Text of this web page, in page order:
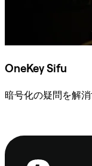
OneKey Sifu
暗号化の疑問を解
フ